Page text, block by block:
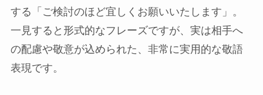
する「ご検討のほど宜しくお願いいたします」。
一見すると形式的なフレーズですが、実は相手へ
の配慮や敬意が込められた、非常に実用的な敬語
表現です。